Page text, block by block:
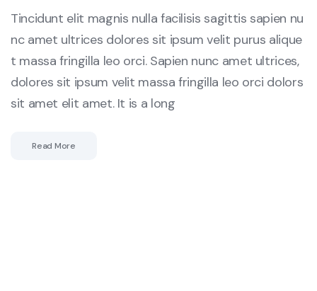
Tincidunt elit magnis nulla facilisis sagittis sapien nu
nc amet ultrices dolores sit ipsum velit purus alique
t massa fringilla leo orci. Sapien nunc amet ultrices,
dolores sit ipsum velit massa fringilla leo orci dolors
sit amet elit amet. It is a long
Read More